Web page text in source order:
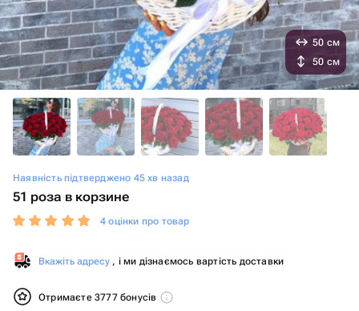
Наявність підтверджено 45 хв назад
51 роза в корзине
4 оцінки про товар
Вкажіть адресу , і ми дізнаємось вартість доставки
Отримаєте 3777 бонусів
50 см
50 см